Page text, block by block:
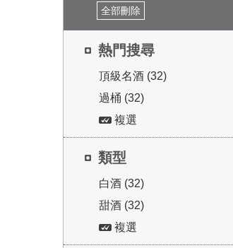
全部刪除
熱門搜尋
頂級名酒 (32)
過桶 (32)
複選
類型
白酒 (32)
甜酒 (32)
複選